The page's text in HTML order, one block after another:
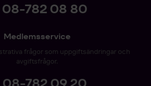
08-782 08 80
Medlemsservice
frågor som uppgiftsändringar och
avgiftsfrågor.